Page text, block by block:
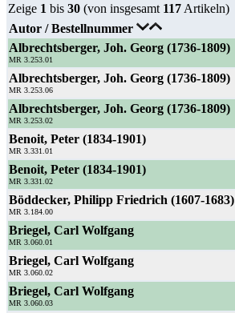
Zeige 1 bis 30 (von insgesamt 117 Artikeln)
Autor / Bestellnummer
Albrechtsberger, Joh. Georg (1736-1809)
MR 3.253.01
Albrechtsberger, Joh. Georg (1736-1809)
MR 3.253.06
Albrechtsberger, Joh. Georg (1736-1809)
MR 3.253.02
Benoit, Peter (1834-1901)
MR 3.331.01
Benoit, Peter (1834-1901)
MR 3.331.02
Böddecker, Philipp Friedrich (1607-1683)
MR 3.184.00
Briegel, Carl Wolfgang
MR 3.060.01
Briegel, Carl Wolfgang
MR 3.060.02
Briegel, Carl Wolfgang
MR 3.060.03